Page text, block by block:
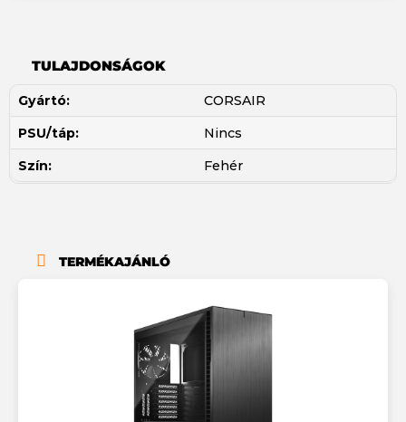
TULAJDONSÁGOK
Gyártó:
CORSAIR
PSU/táp:
Nincs
Szín:
Fehér
TERMÉKAJÁNLÓ